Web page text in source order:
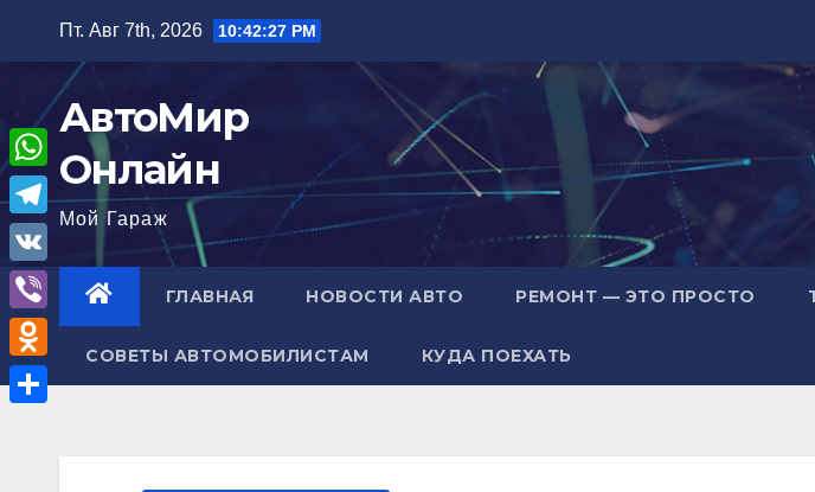
содержимому
Пт. Авг 7th, 2026 10:42:29 PM
АвтоМир
Онлайн
Мой Гараж
ГЛАВНАЯ НОВОСТИ АВТО РЕМОНТ — ЭТО ПРОСТО
СОВЕТЫ АВТОМОБИЛИСТАМ КУДА ПОЕХАТЬ
W
h
a
A
T
e
l
e
g
V
K
V
i
b
O